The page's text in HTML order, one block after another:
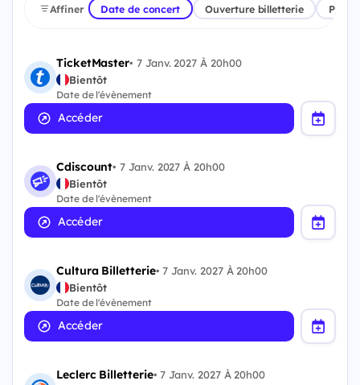
Affiner Date de concert Ouverture billetterie
TicketMaster• 7 Janv. 2027 À 20h00
Bientôt
Date de l'évènement
Accéder
Cdiscount•7 Janv. 2027 À 20h00
Bientôt
Date de l'évènement
Accéder
Cultura Billetterie•7 Janv. 2027 À 20h00
Bientôt
Date de l'évènement
Accéder
Leclerc Billetterie•7 Janv. 2027 À 20h00